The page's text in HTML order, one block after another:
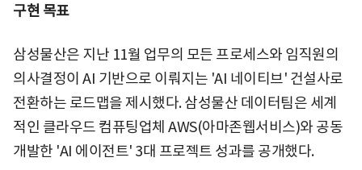
구현 목표
삼성물산은 지난 11월 업무의 모든 프로세스와 임직원의
의사결정이 AI 기반으로 이뤄지는 'AI 네이티브' 건설사로
전환하는 로드맵을 제시했다. 삼성물산 데이터팀은 세계
적인 클라우드 컴퓨팅업체 AWS(아마존웹서비스)와 공동
개발한 'AI 에이전트' 3대 프로젝트 성과를 공개했다.